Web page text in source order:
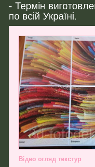
- Термін
по всій Україні.
Відео огляд текстур